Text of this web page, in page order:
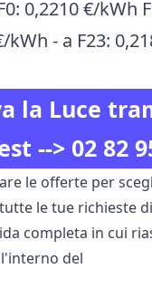
la Luce
--> 02 82
0,2210 €/kWh
kWh - a F23:
le offerte per
le tue richieste
completa in cui
del